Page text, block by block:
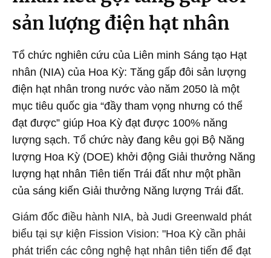
sản lượng điện hạt nhân
Tổ chức nghiên cứu của Liên minh Sáng tạo Hạt
nhân (NIA) của Hoa Kỳ: Tăng gấp đôi sản lượng
điện hạt nhân trong nước vào năm 2050 là một
mục tiêu quốc gia “đầy tham vọng nhưng có thể
đạt được” giúp Hoa Kỳ đạt được 100% năng
lượng sạch. Tổ chức này đang kêu gọi Bộ Năng
lượng Hoa Kỳ (DOE) khởi động Giải thưởng Năng
lượng hạt nhân Tiên tiến Trái đất như một phần
của sáng kiến ​​Giải thưởng Năng lượng Trái đất.
Giám đốc điều hành NIA, bà Judi Greenwald phát
biểu tại sự kiện Fission Vision: "Hoa Kỳ cần phải
phát triển các công nghệ hạt nhân tiên tiến để đạt